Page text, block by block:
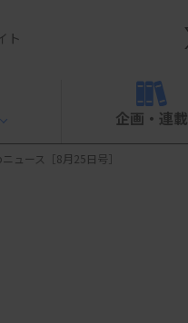
ト
企画・連載
ュース［8月25日号］